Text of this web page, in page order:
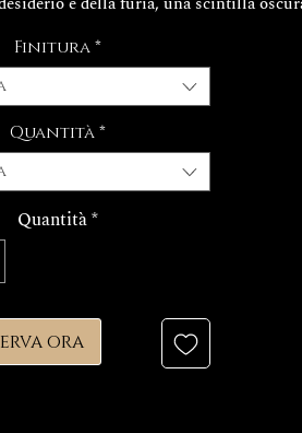
frammento che racconta la doppia
Dettagli
realizzato a mano
forza primordiale e alla mitologia
con superfici scolpite singolarmente
mano per profondità e carattere
pezzo singolo (possibilità di acquistare
Finitura*
Quantità*
Quantità*
ora